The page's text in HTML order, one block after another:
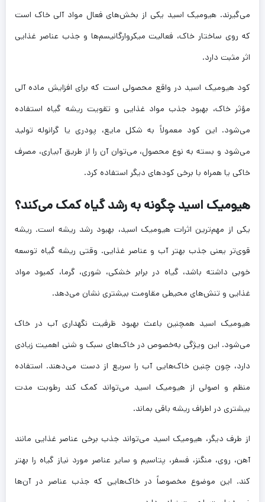
می‌گیرند. هیومیک اسید یکی از بخش‌های فعال مواد آلی خاک است
که روی ساختار خاک، فعالیت میکروارگانیسم‌ها و جذب عناصر غذایی
اثر مثبت دارد.
کود هیومیک اسید در واقع محصولی است که برای افزایش ماده آلی
مؤثر خاک، بهبود جذب مواد غذایی و تقویت ریشه گیاه استفاده
می‌شود. این کود معمولاً به شکل مایع، پودری یا گرانوله تولید
می‌شود و بسته به نوع محصول، می‌توان آن را از طریق آبیاری، مصرف
خاکی یا همراه با برخی کودهای دیگر استفاده کرد.
هیومیک اسید چگونه به رشد گیاه کمک می‌کند؟
یکی از مهم‌ترین اثرات هیومیک اسید، بهبود رشد ریشه است. ریشه
قوی‌تر یعنی جذب بهتر آب و عناصر غذایی. وقتی ریشه گیاه توسعه
خوبی داشته باشد، گیاه در برابر خشکی، شوری، گرما، کمبود مواد
غذایی و تنش‌های محیطی مقاومت بیشتری نشان می‌دهد.
هیومیک اسید همچنین باعث بهبود ظرفیت نگهداری آب در خاک
می‌شود. این ویژگی به‌خصوص در خاک‌های سبک و شنی اهمیت زیادی
دارد، چون چنین خاک‌هایی آب را سریع از دست می‌دهند. استفاده
منظم و اصولی از هیومیک اسید می‌تواند کمک کند رطوبت مدت
بیشتری در اطراف ریشه باقی بماند.
از طرف دیگر، هیومیک اسید می‌تواند جذب برخی عناصر غذایی مانند
آهن، روی، منگنز، فسفر، پتاسیم و سایر عناصر مورد نیاز گیاه را بهتر
کند. این موضوع مخصوصاً در خاک‌هایی که جذب عناصر در آن‌ها